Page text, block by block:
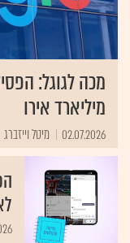
מיליארד אירו
02.07.2026 מיטל וייזברג